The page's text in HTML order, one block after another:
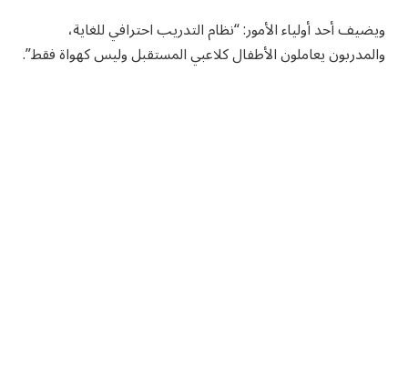
ويضيف أحد أولياء الأمور: “نظام التدريب احترافي للغاية،
والمدربون يعاملون الأطفال كلاعبي المستقبل وليس كهواة فقط”.